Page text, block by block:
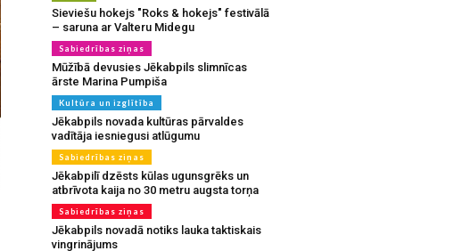
Sieviešu hokejs "Roks & hokejs" festivālā
– saruna ar Valteru Midegu
Sabiedrības ziņas
Mūžībā devusies Jēkabpils slimnīcas
ārste Marina Pumpiša
Kultūra un izglītība
Jēkabpils novada kultūras pārvaldes
vadītāja iesniegusi atlūgumu
Sabiedrības ziņas
Jēkabpilī dzēsts kūlas ugunsgrēks un
atbrīvota kaija no 30 metru augsta torņa
Sabiedrības ziņas
Jēkabpils novadā notiks lauka taktiskais
vingrinājums